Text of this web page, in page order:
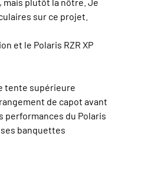
sur ce projet.
et le Polaris RZR XP
tente supérieure
de capot avant
performances du Polaris
banquettes